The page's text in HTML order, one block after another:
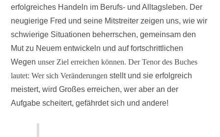
erfolgreiches Handeln im Berufs- und Alltagsleben. Der
neugierige Fred und seine Mitstreiter zeigen uns, wie wir
schwierige Situationen beherrschen, gemeinsam den
Mut zu Neuem entwickeln und auf fortschrittlichen
Wegenunser Ziel erreichen können. Der Tenor des Buches
lautet:Wer sich Veränderungenstellt und sie erfolgreich
meistert, wird Großes erreichen, wer aber an der
Aufgabe scheitert, gefährdet sich und andere!